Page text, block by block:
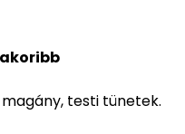
testi tünetek.